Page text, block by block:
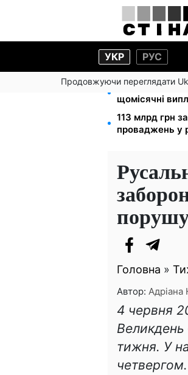
УКР РУС
Продовжуючи переглядати
100 000 грн за
щомісячні
113 млрд грн
проваджень у
Головна »
Автор: Адріана
4 червня
Великдень
тижня. У